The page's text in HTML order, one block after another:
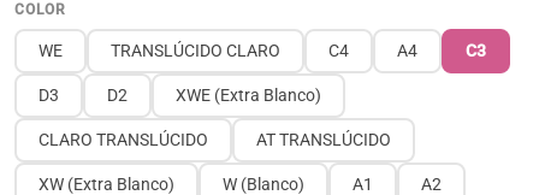
COLOR
WE TRANSLÚCIDO CLARO C4 A4 C3
D3 D2 XWE (Extra Blanco)
CLARO TRANSLÚCIDO AT TRANSLÚCIDO
XW (Extra Blanco) W (Blanco) A1 A2